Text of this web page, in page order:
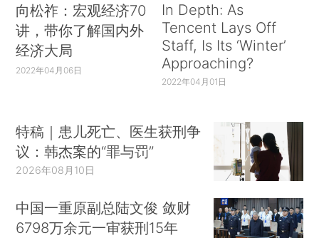
向松祚：宏观经济70
讲，带你了解国内外
经济大局
2022年04月06日
In Depth: As
Tencent Lays Off
Staff, Is Its ‘Winter’
Approaching?
2022年04月01日
特稿｜患儿死亡、医生获刑争
议：韩杰案的“罪与罚”
2026年08月10日
中国一重原副总陆文俊 敛财
6798万余元一审获刑15年